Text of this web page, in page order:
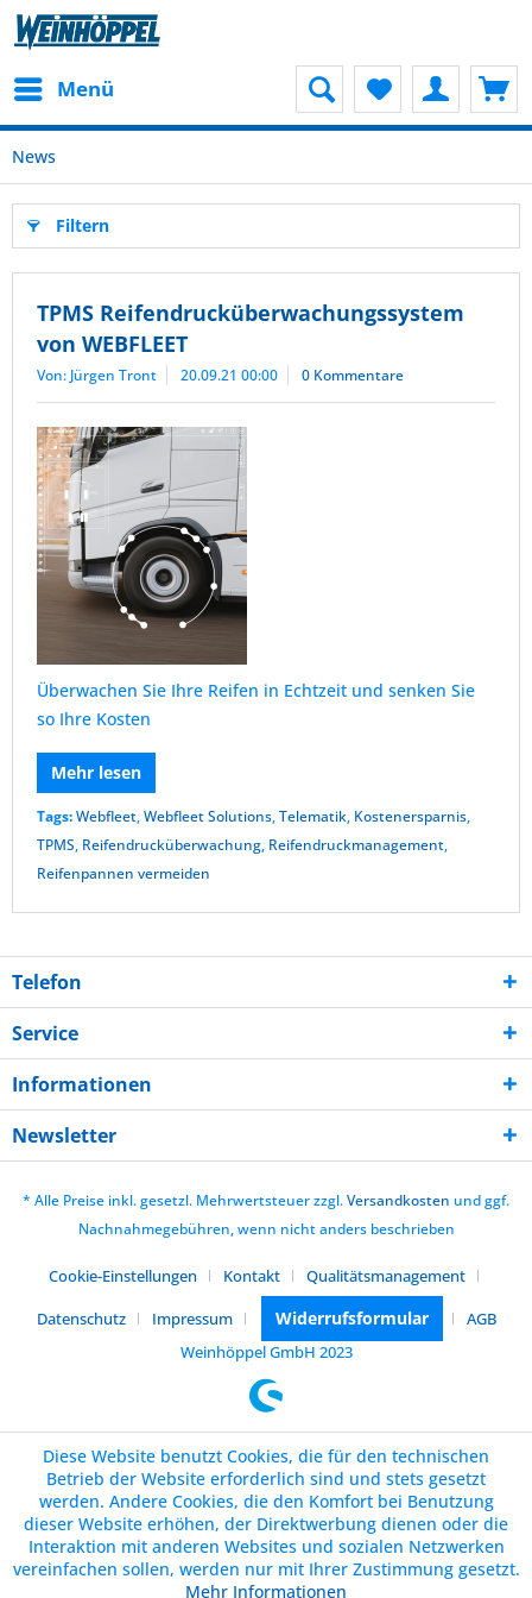
Menü
News
Filtern
TPMS Reifendrucküberwachungssystem
von WEBFLEET
Von: Jürgen Tront 20.09.21 00:00 0 Kommentare
Überwachen Sie Ihre Reifen in Echtzeit und senken Sie
so Ihre Kosten
Mehr lesen
Tags:Webfleet,Webfleet Solutions,Telematik, Kostenersparnis,
TPMS, Reifendrucküberwachung, Reifendruckmanagement,
Reifenpannen vermeiden
Telefon
Service
Informationen
Newsletter
* Alle Preise inkl. gesetzl. Mehrwertsteuer zzgl.Versandkosten und ggf.
Nachnahmegebühren, wenn nicht anders beschrieben
Cookie-Einstellungen Kontakt
Qualitätsmanagement
Datenschutz
Impressum Widerrufsformular
AGB
Weinhöppel GmbH 2023
Diese Website benutzt Cookies, die für den technischen
Betrieb der Website erforderlich sind und stets gesetzt
werden. Andere Cookies, die den Komfort bei Benutzung
dieser Website erhöhen, der Direktwerbung dienen oder die
Interaktion mit anderen Websites und sozialen Netzwerken
vereinfachen sollen, werden nur mit Ihrer Zustimmung gesetzt.
Mehr Informationen